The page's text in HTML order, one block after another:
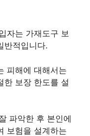
자는 가재도구 보
반적입니다.
피해에 대해서는
한 보장 한도를 설
파악한 후 본인에
보험을 설계하는